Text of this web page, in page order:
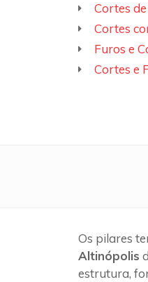
Cortes
Cortes
Furos e
Cortes e
Os pilares
Altinópolis
estrutura,